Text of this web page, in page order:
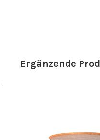
Ergänzende